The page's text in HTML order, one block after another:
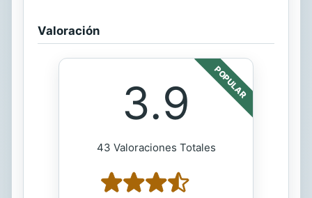
Valoración
POPULAR
3.9
43 Valoraciones Totales